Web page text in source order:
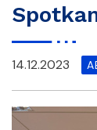
14.12.2023